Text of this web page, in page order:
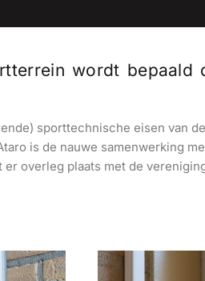
wordt bepaald
sporttechnische eisen van
is de nauwe samenwerking
overleg plaats met de